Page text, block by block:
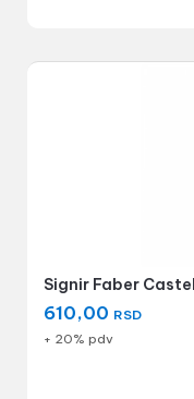
Signir Faber
610,00 RSD
+ 20% pdv